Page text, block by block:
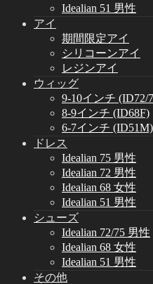
Idealian 51 男性
アイ
期間限定アイ
シリコーンアイ
レジンアイ
ウィッグ
9-10インチ (ID72/
8-9インチ (ID68F)
6-7インチ (ID51M)
ドレス
Idealian 75 男性
Idealian 72 男性
Idealian 68 女性
Idealian 51 男性
シューズ
Idealian 72/75 男性
Idealian 68 女性
Idealian 51 男性
その他